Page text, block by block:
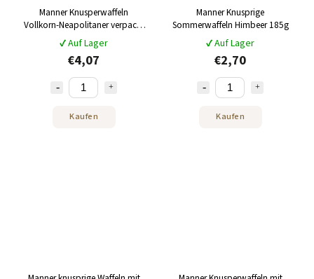
Manner Knusperwaffeln
Vollkorn-Neapolitaner verpackt
300g
✔ Auf Lager
€4,07
Kaufen
Manner Knusprige
Sommerwaffeln Himbeer 185g
✔ Auf Lager
€2,70
Kaufen